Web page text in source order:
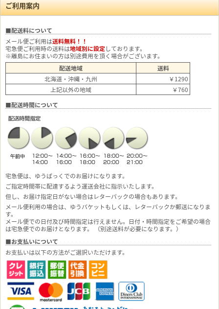
ご利用案内
■配送料について
メール便ご利用は送料無料！！
宅急便ご利用時の送料は地域別に設定しております。
※離島にお住まいの方は別途費用を頂く場合がございます。
配送地域
送料
北海道・沖縄・九州
￥1290
上記以外の地域
￥760
■配送時間について
宅急便は、ゆうぱっくでのお届けになります。
ご指定時間帯に配達するよう運送会社に指示いたします。
但し、お届け指定日がない場合はレターパックの場合もあります。
メール便利用の場合は、ゆうパケットもしくは、レターパックか郵送になりま
す。
メール便での日付及び時間指定は行えません。日付・時間指定をご希望の場合
は宅急便でのお届けとなります。 （別途送料が必要になります。）
■お支払いについて
お支払いは以下の方法がご選択いただけます。